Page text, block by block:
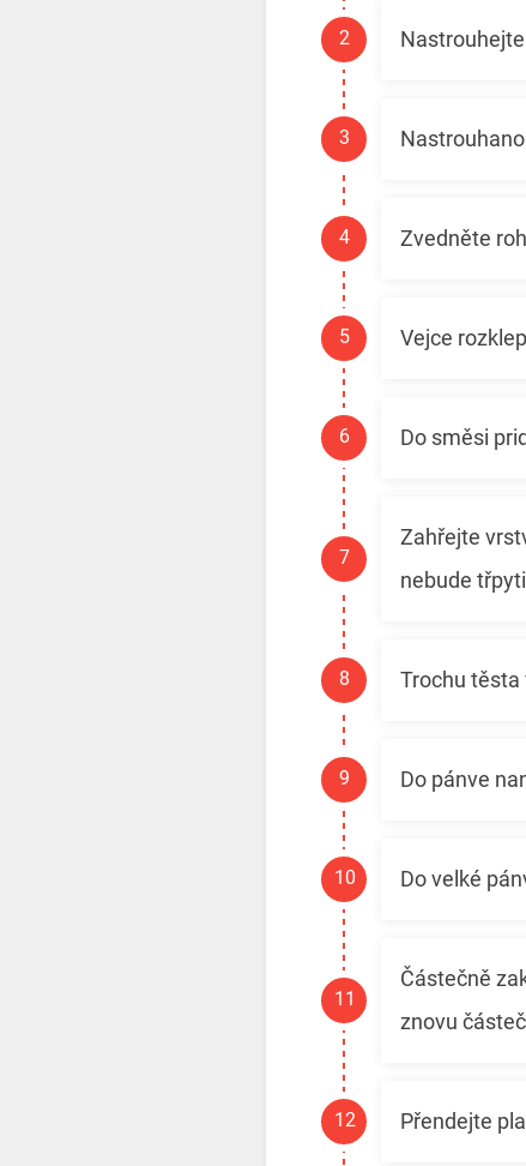
Zvedněte
Vejce
Do směsi
Zahřejte
nebude
Trochu těsta
Do pánve
Do velké
Částečně
znovu
Přendejte